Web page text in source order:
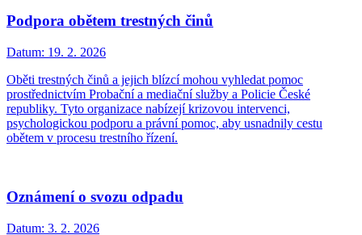
Podpora obětem trestných činů
Datum: 19. 2. 2026
Oběti trestných činů a jejich blízcí mohou vyhledat pomoc
prostřednictvím Probační a mediační služby a Policie České
republiky. Tyto organizace nabízejí krizovou intervenci,
psychologickou podporu a právní pomoc, aby usnadnily cestu
obětem v procesu trestního řízení.
Oznámení o svozu odpadu
Datum: 3. 2. 2026